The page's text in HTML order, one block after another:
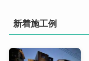
新着施工例